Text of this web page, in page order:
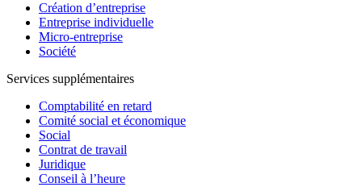
Création d’entreprise
Entreprise individuelle
Micro-entreprise
Société
Services supplémentaires
Comptabilité en retard
Comité social et économique
Social
Contrat de travail
Juridique
Conseil à l’heure